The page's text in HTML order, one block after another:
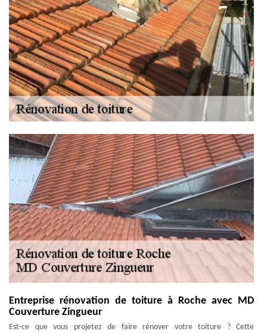
Entreprise rénovation de toiture à Roche avec MD
Couverture Zingueur
Est-ce que vous projetez de faire rénover votre toiture ? Cette